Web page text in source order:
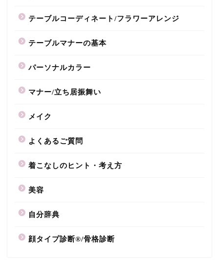
テーブルコーディネート/フラワーアレンジ
テーブルマナーの基本
パーソナルカラー
マナー/立ち居振舞い
メイク
よくあるご質問
着こなしのヒント・考え方
美容
自分辞典
顔タイプ診断®/骨格診断